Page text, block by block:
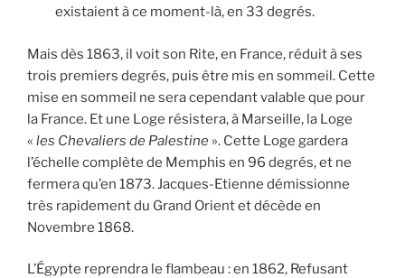
existaient à ce moment-là, en 33 degrés.
Mais dès 1863, il voit son Rite, en France, réduit à ses
trois premiers degrés, puis être mis en sommeil. Cette
mise en sommeil ne sera cependant valable que pour
la France. Et une Loge résistera, à Marseille, la Loge
« les Chevaliers de Palestine ». Cette Loge gardera
l’échelle complète de Memphis en 96 degrés, et ne
fermera qu’en 1873. Jacques-Etienne démissionne
très rapidement du Grand Orient et décède en
Novembre 1868.
L’Égypte reprendra le flambeau : en 1862, Refusant